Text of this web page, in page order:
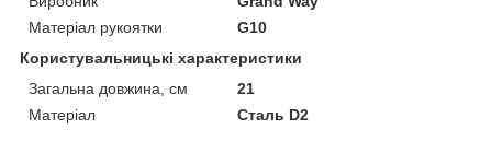
Матеріал рукоятки
G10
Користувальницькі характеристики
Загальна довжина, см
21
Матеріал
Сталь D2